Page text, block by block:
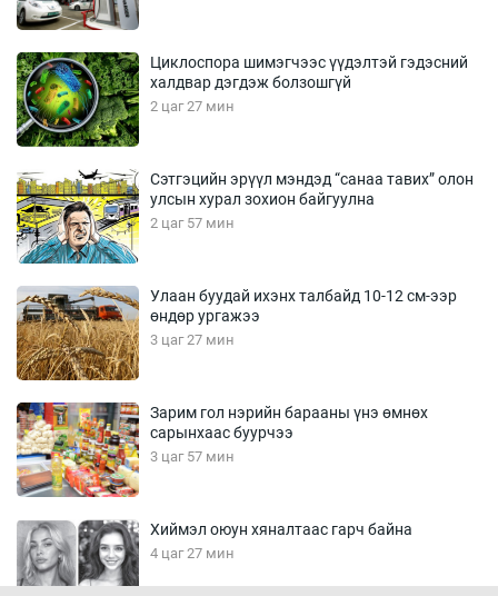
Циклоспора шимэгчээс үүдэлтэй гэдэсний
халдвар дэгдэж болзошгүй
2 цаг 27 мин
Сэтгэцийн эрүүл мэндэд “санаа тавих” олон
улсын хурал зохион байгуулна
2 цаг 57 мин
Улаан буудай ихэнх талбайд 10-12 см-ээр
өндөр ургажээ
3 цаг 27 мин
Зарим гол нэрийн барааны үнэ өмнөх
сарынхаас буурчээ
3 цаг 57 мин
Хиймэл оюун хяналтаас гарч байна
4 цаг 27 мин